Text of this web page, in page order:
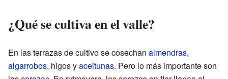
¿Qué se cultiva en el valle?
En las terrazas de cultivo se cosechan almendras,
algarrobos, higos yaceitunas. Pero lo más importante son